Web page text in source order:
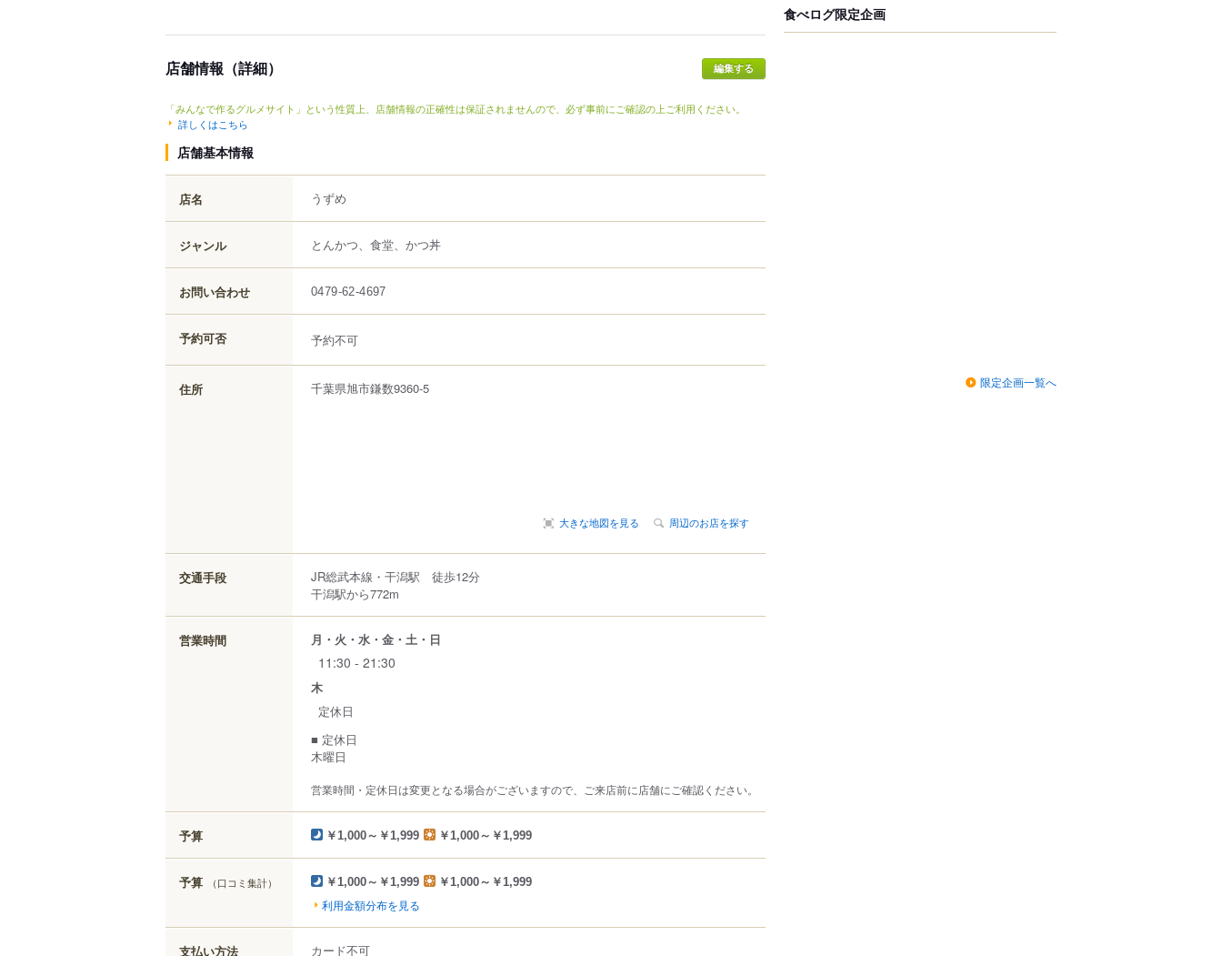
店舗情報（詳細）
「みんなで作るグルメサイト」という性質上、店舗情報の正確性は保証されませんので、必ず事前にご確認の上ご利用ください。
詳しくはこちら
店舗基本情報
店名 うずめ
ジャンル とんかつ、食堂、かつ丼
お問い合わせ 0479-62-4697
予約可否 予約不可
住所 千葉県旭市鎌数9360-5
大きな地図を見る 周辺のお店を探す
交通手段
JR総武本線・干潟駅 徒歩12分
干潟駅から772m
営業時間 月・火・水・金・土・日
11:30 - 21:30
木
定休日
■ 定休日
木曜日
営業時間・定休日は変更となる場合がございますので、ご来店前に店舗にご確認ください。
予算 ￥1,000～￥1,999 ￥1,000～￥1,999
予算 （口コミ集計） ￥1,000～￥1,999 ￥1,000～￥1,999
利用金額分布を見る
支払い方法
カード不可
食べログ限定企画
限定企画一覧へ